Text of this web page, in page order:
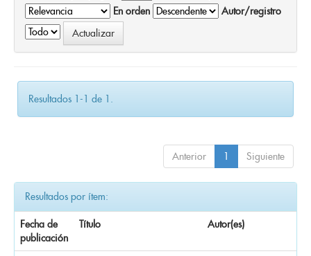
En orden
Autor/registro
Resultados 1-1 de 1.
Anterior 1 Siguiente
Resultados por ítem:
Fecha de
publicación
Título Autor(es)